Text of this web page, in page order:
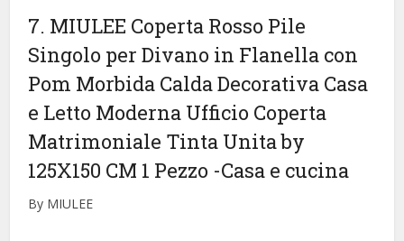
7. MIULEE Coperta Rosso Pile
Singolo per Divano in Flanella con
Pom Morbida Calda Decorativa Casa
e Letto Moderna Ufficio Coperta
Matrimoniale Tinta Unita by
125X150 CM 1 Pezzo -Casa e cucina
By MIULEE